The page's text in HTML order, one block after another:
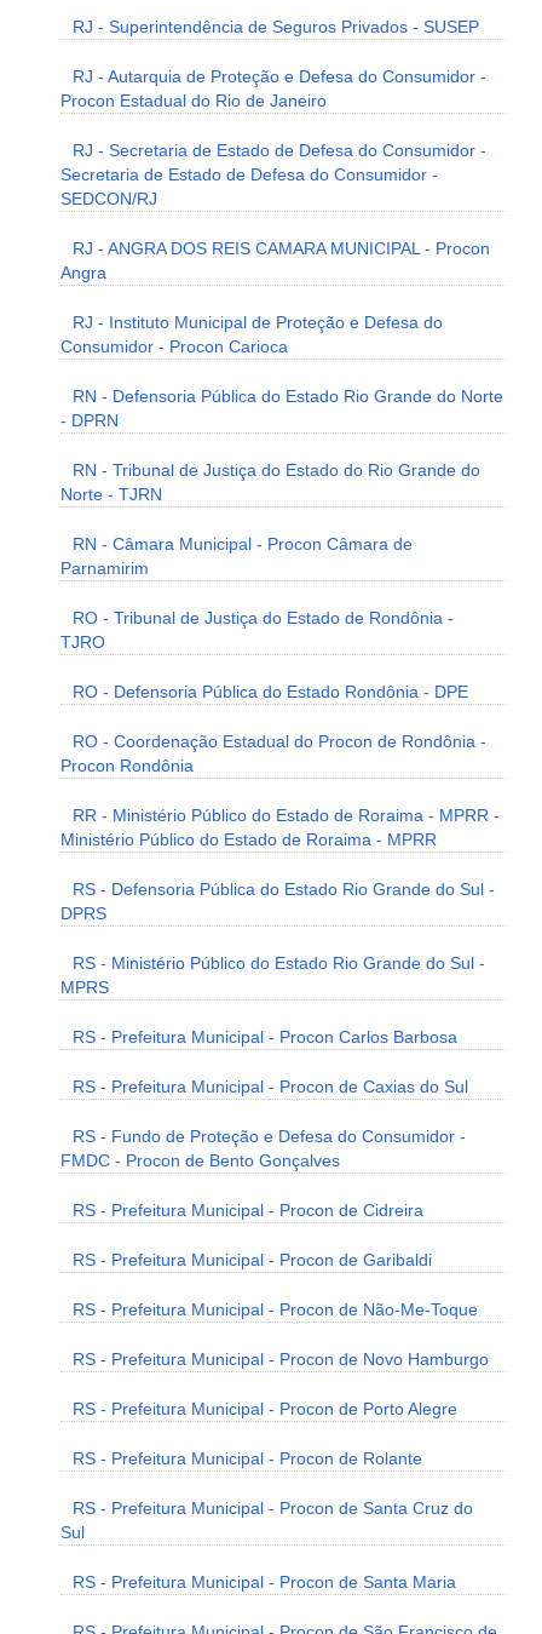
RJ - Superintendência de Seguros Privados - SUSEP
RJ - Autarquia de Proteção e Defesa do Consumidor -
Procon Estadual do Rio de Janeiro
RJ - Secretaria de Estado de Defesa do Consumidor -
Secretaria de Estado de Defesa do Consumidor -
SEDCON/RJ
RJ - ANGRA DOS REIS CAMARA MUNICIPAL - Procon
Angra
RJ - Instituto Municipal de Proteção e Defesa do
Consumidor - Procon Carioca
RN - Defensoria Pública do Estado Rio Grande do Norte
- DPRN
RN - Tribunal de Justiça do Estado do Rio Grande do
Norte - TJRN
RN - Câmara Municipal - Procon Câmara de
Parnamirim
RO - Tribunal de Justiça do Estado de Rondônia -
TJRO
RO - Defensoria Pública do Estado Rondônia - DPE
RO - Coordenação Estadual do Procon de Rondônia -
Procon Rondônia
RR - Ministério Público do Estado de Roraima - MPRR -
Ministério Público do Estado de Roraima - MPRR
RS - Defensoria Pública do Estado Rio Grande do Sul -
DPRS
RS - Ministério Público do Estado Rio Grande do Sul -
MPRS
RS - Prefeitura Municipal - Procon Carlos Barbosa
RS - Prefeitura Municipal - Procon de Caxias do Sul
RS - Fundo de Proteção e Defesa do Consumidor -
FMDC - Procon de Bento Gonçalves
RS - Prefeitura Municipal - Procon de Cidreira
RS - Prefeitura Municipal - Procon de Garibaldi
RS - Prefeitura Municipal - Procon de Não-Me-Toque
RS - Prefeitura Municipal - Procon de Novo Hamburgo
RS - Prefeitura Municipal - Procon de Porto Alegre
RS - Prefeitura Municipal - Procon de Rolante
RS - Prefeitura Municipal - Procon de Santa Cruz do
Sul
RS - Prefeitura Municipal - Procon de Santa Maria